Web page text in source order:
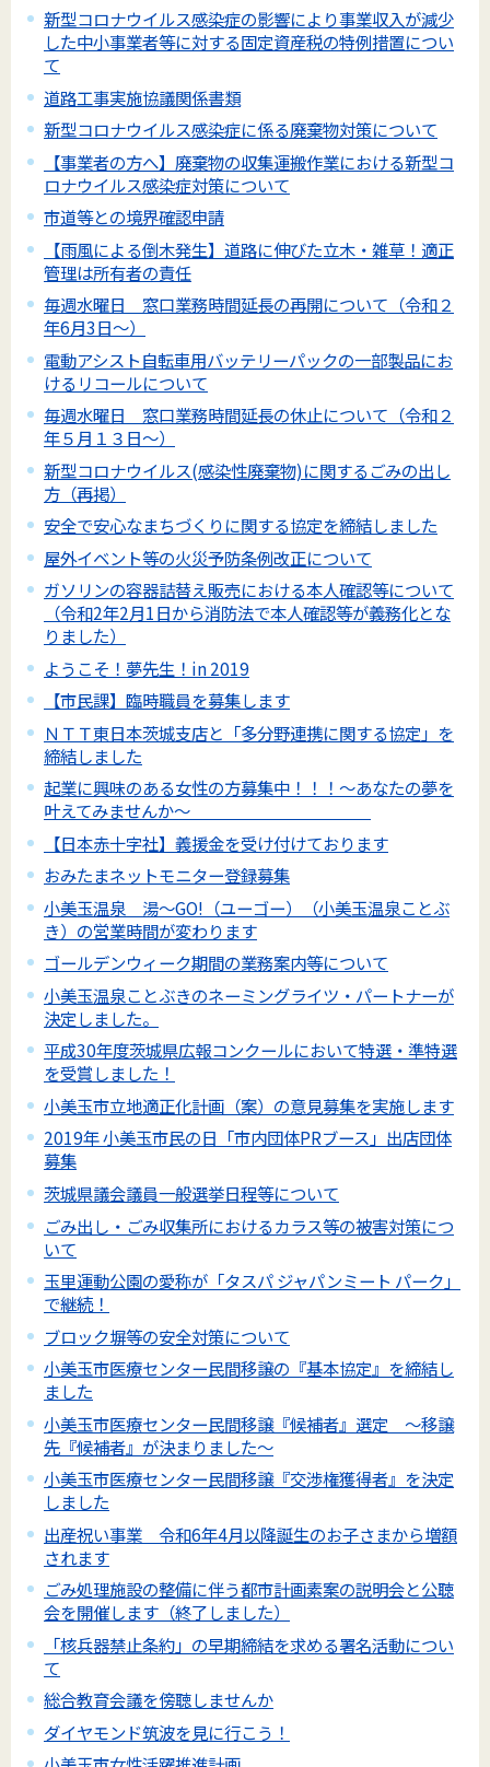
新型コロナウイルス感染症の影響により事業収入が減少
した中小事業者等に対する固定資産税の特例措置につい
て
道路工事実施協議関係書類
新型コロナウイルス感染症に係る廃棄物対策について
【事業者の方へ】廃棄物の収集運搬作業における新型コ
ロナウイルス感染症対策について
市道等との境界確認申請
【雨風による倒木発生】道路に伸びた立木・雑草！適正
管理は所有者の責任
毎週水曜日 窓口業務時間延長の再開について（令和２
年6月3日～）
電動アシスト自転車用バッテリーパックの一部製品にお
けるリコールについて
毎週水曜日 窓口業務時間延長の休止について（令和２
年５月１３日～）
新型コロナウイルス(感染性廃棄物)に関するごみの出し
方（再掲）
安全で安心なまちづくりに関する協定を締結しました
屋外イベント等の火災予防条例改正について
ガソリンの容器詰替え販売における本人確認等について
（令和2年2月1日から消防法で本人確認等が義務化とな
りました）
ようこそ！夢先生！in 2019
【市民課】臨時職員を募集します
ＮＴＴ東日本茨城支店と「多分野連携に関する協定」を
締結しました
起業に興味のある女性の方募集中！！！～あなたの夢を
叶えてみませんか～
【日本赤十字社】義援金を受け付けております
おみたまネットモニター登録募集
小美玉温泉 湯～GO!（ユーゴー）（小美玉温泉ことぶ
き）の営業時間が変わります
ゴールデンウィーク期間の業務案内等について
小美玉温泉ことぶきのネーミングライツ・パートナーが
決定しました。
平成30年度茨城県広報コンクールにおいて特選・準特選
を受賞しました！
小美玉市立地適正化計画（案）の意見募集を実施します
2019年 小美玉市民の日「市内団体PRブース」出店団体
募集
茨城県議会議員一般選挙日程等について
ごみ出し・ごみ収集所におけるカラス等の被害対策につ
いて
玉里運動公園の愛称が「タスパ ジャパンミート パーク」
で継続！
ブロック塀等の安全対策について
小美玉市医療センター民間移譲の『基本協定』を締結し
ました
小美玉市医療センター民間移譲『候補者』選定 ～移譲
先『候補者』が決まりました～
小美玉市医療センター民間移譲『交渉権獲得者』を決定
しました
出産祝い事業 令和6年4月以降誕生のお子さまから増額
されます
ごみ処理施設の整備に伴う都市計画素案の説明会と公聴
会を開催します（終了しました）
「核兵器禁止条約」の早期締結を求める署名活動につい
て
総合教育会議を傍聴しませんか
ダイヤモンド筑波を見に行こう！